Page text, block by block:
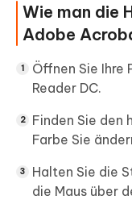
Wie man die
Adobe
Öffnen Sie
Reader DC.
Finden Sie den
Farbe Sie
Halten Sie die
die Maus über